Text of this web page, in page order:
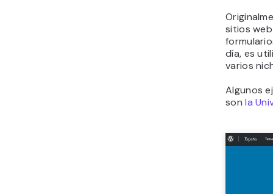
sitios
día, es
varios
Algunos
sonla